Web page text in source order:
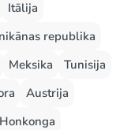
Itālija
republika
Meksika
Tunisija
Austrija
Honkonga